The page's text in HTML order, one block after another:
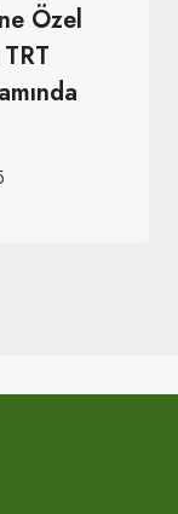
Özel